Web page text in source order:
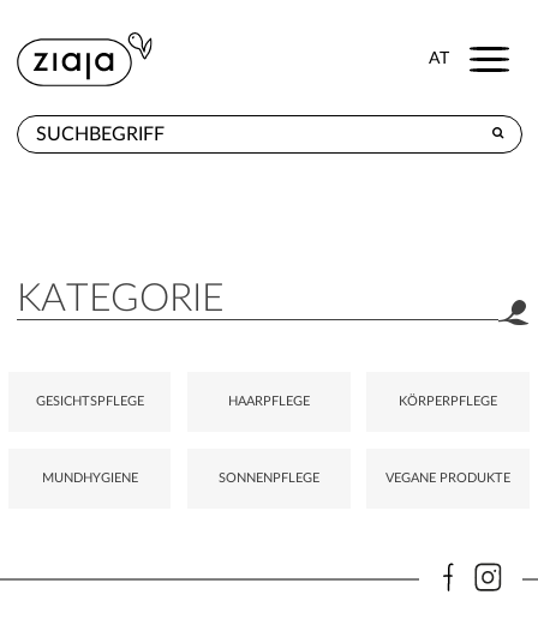
AT Menu
E-SHOP
KONTAKT
KATEGORIE
GESICHTSPFLEGE HAARPFLEGE KÖRPERPFLEGE
MUNDHYGIENE SONNENPFLEGE VEGANE PRODUKTE